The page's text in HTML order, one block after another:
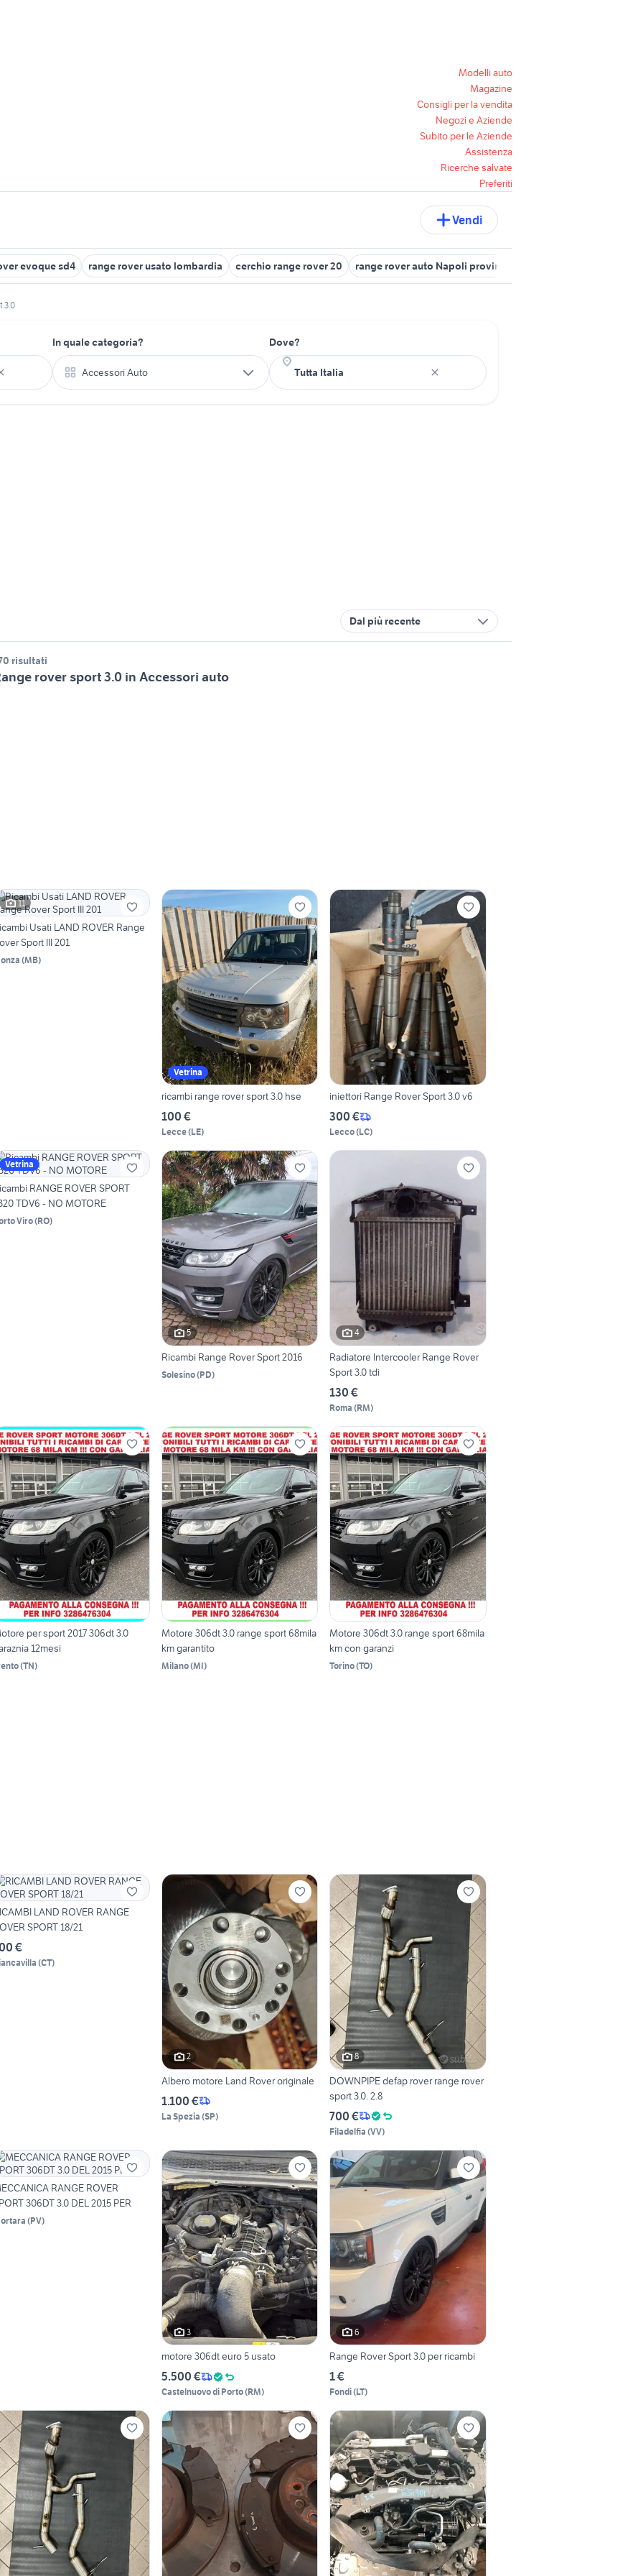
Modelli auto
Magazine
Consigli per la vendita
Negozi e Aziende
Subito per le Aziende
Assistenza
Ricerche salvate
Preferiti
Vendi
evoque sd4 range rover usato lombardia cerchio range rover 20 range rover auto Napoli provincia
3.0
In quale categoria?
Accessori Auto
Dove?
Dal più recente
risultati
rover sport 3.0 in Accessori auto
11
Usati LAND ROVER Range
Sport III 201
(MB)
Vetrina
ricambi range rover sport 3.0 hse
100 €
Lecce(LE)
iniettori Range Rover Sport 3.0 v6
300 €
Lecco(LC)
Vetrina
RANGE ROVER SPORT
TDV6 - NO MOTORE
Viro(RO)
5
Ricambi Range Rover Sport 2016
Solesino(PD)
4
Radiatore Intercooler Range Rover
Sport 3.0 tdi
130 €
Roma (RM)
per sport 2017 306dt 3.0
12mesi
(TN)
Motore 306dt 3.0 range sport 68mila
km garantito
Milano(MI)
Motore 306dt 3.0 range sport 68mila
km con garanzi
Torino(TO)
LAND ROVER RANGE
SPORT 18/21
€
(CT)
2
Albero motore Land Rover originale
1.100 €
La Spezia (SP)
8
DOWNPIPE defap rover range rover
sport 3.0. 2.8
700 €
Filadelfia (VV)
RANGE ROVER
306DT 3.0 DEL 2015 PER
(PV)
3
motore 306dt euro 5 usato
5.500 €
Castelnuovo di Porto(RM)
6
Range Rover Sport 3.0 per ricambi
1 €
Fondi(LT)